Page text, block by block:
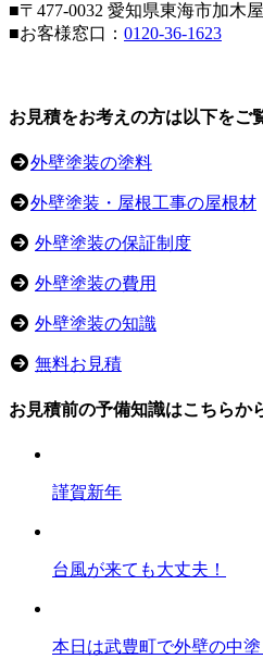
■〒 477-0032 愛知県東海市加木
■お客様窓口： 0120-36-1623
お見積をお考えの方は以下をご
外壁塗装の塗料
外壁塗装・屋根工事の屋根材
外壁塗装の保証制度
外壁塗装の費用
外壁塗装の知識
無料お見積
お見積前の予備知識はこちらか
謹賀新年
台風が来ても大丈夫！
本日は武豊町で外壁の中塗